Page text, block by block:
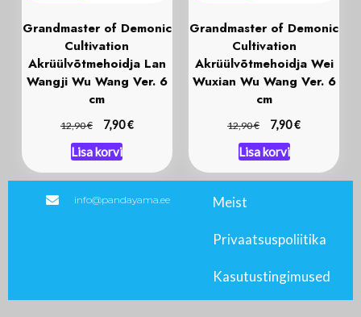
Grandmaster of Demonic
Cultivation
Akrüülvõtmehoidja Lan
Wangji Wu Wang Ver. 6
cm
12,90€ 7,90€
Lisa korvi
Grandmaster of Demonic
Cultivation
Akrüülvõtmehoidja Wei
Wuxian Wu Wang Ver. 6
cm
12,90€ 7,90€
Lisa korvi
info@pandayama.ee Meist
Privaatsuspoliitika
Kasutustingimused